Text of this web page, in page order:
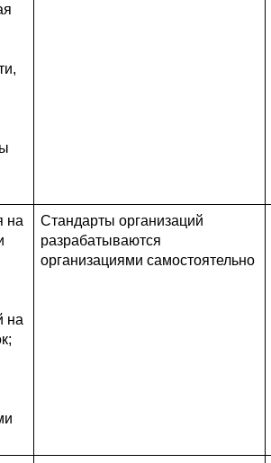
на
на
Стандарты организаций
разрабатываются
организациями самостоятельно